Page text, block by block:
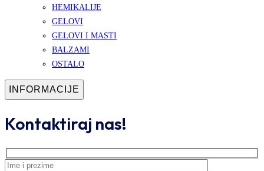
HEMIKALIJE
GELOVI
GELOVI I MASTI
BALZAMI
OSTALO
INFORMACIJE
Kontaktiraj nas!